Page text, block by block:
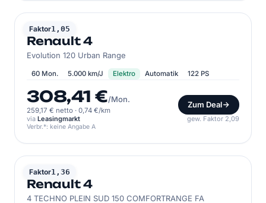
Faktor1,05
RENAULT
Renault 4
Evolution 120 Urban Range
60 Mon. 5.000 km/J Elektro Automatik 122 PS
308,41 €/Mon.
259,17 € netto · 0,74 €/km
Zum Deal
via Leasingmarkt gew. Faktor 2,09
Verbr.*: keine Angabe A
Faktor1,36
RENAULT
Renault 4
4 TECHNO PLEIN SUD 150 COMFORTRANGE FA